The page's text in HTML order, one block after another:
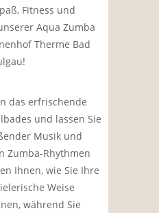
Fitness und
Aqua Zumba
Therme Bad
das erfrischende
und lassen Sie
Musik und
Zumba-Rhythmen
Ihnen, wie Sie Ihre
Weise
während Sie